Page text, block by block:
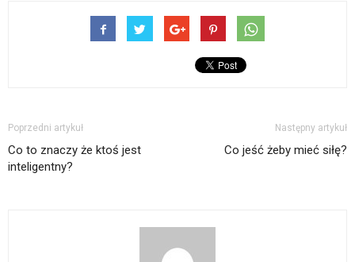
Poprzedni artykuł
Co to znaczy że ktoś jest
inteligentny?
Następny artykuł
Co jeść żeby mieć siłę?